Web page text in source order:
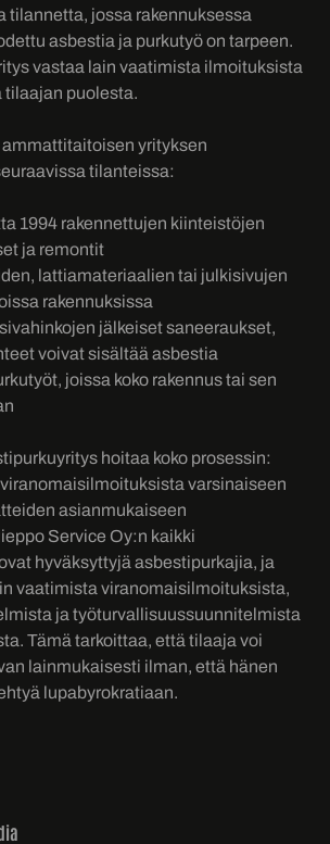
tilannetta, jossa rakennuksessa
asbestia ja purkutyö on tarpeen.
vastaa lain vaatimista ilmoituksista
puolesta.
yrityksen
tilanteissa:
1994 rakennettujen kiinteistöjen
ja remontit
lattiamateriaalien tai julkisivujen
rakennuksissa
jälkeiset saneeraukset,
voivat sisältää asbestia
joissa koko rakennus tai sen
hoitaa koko prosessin:
varsinaiseen
asianmukaiseen
Service Oy:n kaikki
hyväksyttyjä asbestipurkajia, ja
vaatimista viranomaisilmoituksista,
ja työturvallisuussuunnitelmista
Tämä tarkoittaa, että tilaaja voi
lainmukaisesti ilman, että hänen
lupabyrokratiaan.